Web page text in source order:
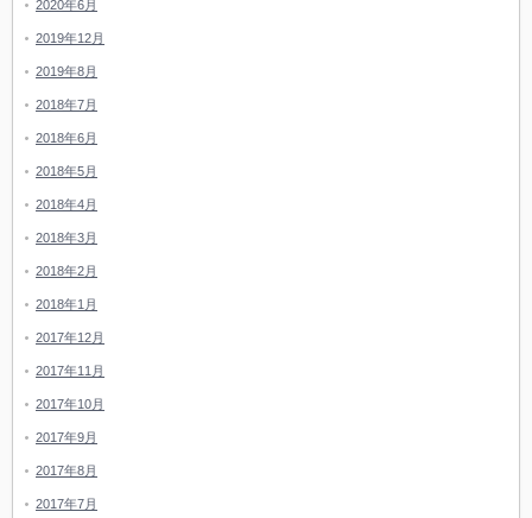
2020年6月
2019年12月
2019年8月
2018年7月
2018年6月
2018年5月
2018年4月
2018年3月
2018年2月
2018年1月
2017年12月
2017年11月
2017年10月
2017年9月
2017年8月
2017年7月